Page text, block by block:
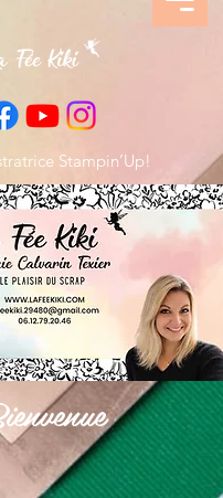
Stampin’Up!